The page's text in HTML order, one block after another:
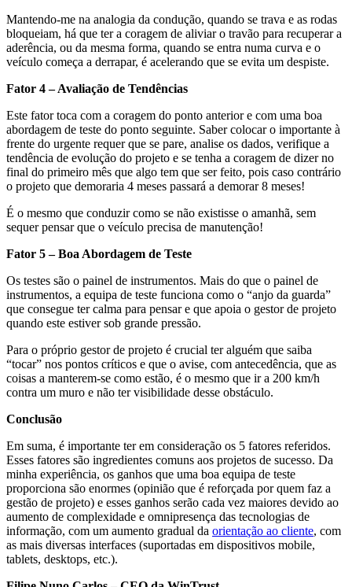
Mantendo-me na analogia da condução, quando se trava e as rodas
bloqueiam, há que ter a coragem de aliviar o travão para recuperar a
aderência, ou da mesma forma, quando se entra numa curva e o
veículo começa a derrapar, é acelerando que se evita um despiste.
Fator 4 – Avaliação de Tendências
Este fator toca com a coragem do ponto anterior e com uma boa
abordagem de teste do ponto seguinte. Saber colocar o importante à
frente do urgente requer que se pare, analise os dados, verifique a
tendência de evolução do projeto e se tenha a coragem de dizer no
final do primeiro mês que algo tem que ser feito, pois caso contrário
o projeto que demoraria 4 meses passará a demorar 8 meses!
É o mesmo que conduzir como se não existisse o amanhã, sem
sequer pensar que o veículo precisa de manutenção!
Fator 5 – Boa Abordagem de Teste
Os testes são o painel de instrumentos. Mais do que o painel de
instrumentos, a equipa de teste funciona como o “anjo da guarda”
que consegue ter calma para pensar e que apoia o gestor de projeto
quando este estiver sob grande pressão.
Para o próprio gestor de projeto é crucial ter alguém que saiba
“tocar” nos pontos críticos e que o avise, com antecedência, que as
coisas a manterem-se como estão, é o mesmo que ir a 200 km/h
contra um muro e não ter visibilidade desse obstáculo.
Conclusão
Em suma, é importante ter em consideração os 5 fatores referidos.
Esses fatores são ingredientes comuns aos projetos de sucesso. Da
minha experiência, os ganhos que uma boa equipa de teste
proporciona são enormes (opinião que é reforçada por quem faz a
gestão de projeto) e esses ganhos serão cada vez maiores devido ao
aumento de complexidade e omnipresença das tecnologias de
informação, com um aumento gradual da orientação ao cliente, com
as mais diversas interfaces (suportadas em dispositivos mobile,
tablets, desktops, etc.).